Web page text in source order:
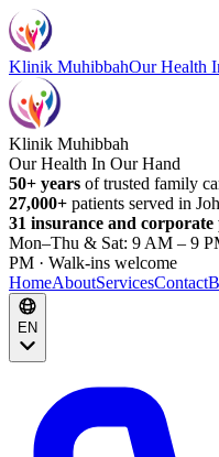
Klinik MuhibbahOur Health
Klinik Muhibbah
Our Health In Our Hand
50+ years of trusted family
27,000+ patients served in
31 insurance and corporate
Mon–Thu & Sat: 9 AM – 9
PM · Walk-ins welcome
HomeAboutServicesContact
EN